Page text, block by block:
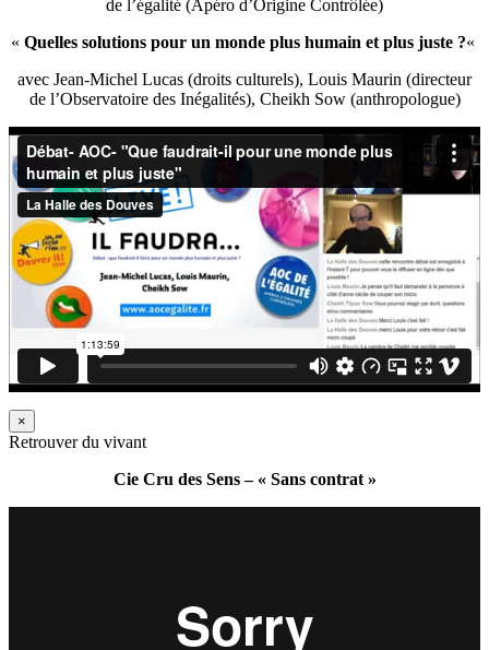
de l’égalité (Apéro d’Origine Contrôlée)
« Quelles solutions pour un monde plus humain et plus juste ?«
avec Jean-Michel Lucas (droits culturels), Louis Maurin (directeur
de l’Observatoire des Inégalités), Cheikh Sow (anthropologue)
×
Retrouver du vivant
Cie Cru des Sens – « Sans contrat »